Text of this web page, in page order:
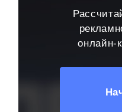
онлайн-